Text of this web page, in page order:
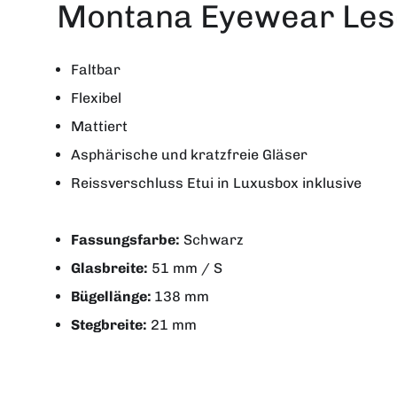
Montana Eyewear
Faltbar
Flexibel
Mattiert
Asphärische und kratzfreie Gläser
Reissverschluss Etui in Luxusbox inklusive
Fassungsfarbe: Schwarz
Glasbreite: 51 mm / S
Bügellänge: 138 mm
Stegbreite: 21 mm